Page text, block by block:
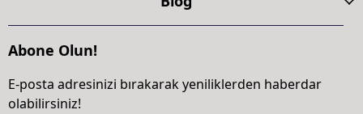
Abone Olun!
E-posta adresinizi bırakarak yeniliklerden haberdar
olabilirsiniz!